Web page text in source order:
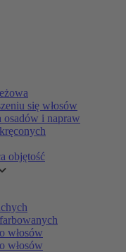
się włosów
osadów i napraw
objętość
włosów
włosów